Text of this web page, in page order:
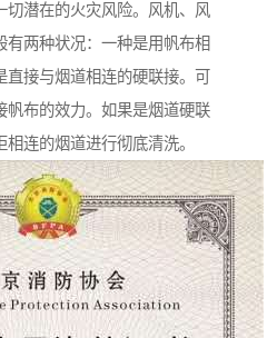
切潜在的火灾风险。风机、风
有两种状况：一种是用帆布相
接与烟道相连的硬联接。可
帆布的效力。如果是烟道硬联
连的烟道进行彻底清洗。